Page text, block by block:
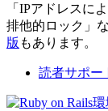
「IPアドレスに
排他的ロック」
版 もあります。
読者サポー